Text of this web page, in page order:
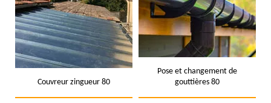
Couvreur zingueur 80
Pose et changement de
gouttières 80